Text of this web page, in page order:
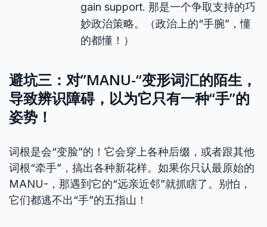
gain support. 那是一个争取支持的巧
妙政治策略。（政治上的“手腕”，懂
的都懂！）
避坑三：对”MANU-“变形词汇的陌生，
导致辨识障碍，以为它只有一种“手”的
姿势！
词根是会“变脸”的！它会穿上各种后缀，或者跟其他
词根“牵手”，搞出各种新花样。如果你只认最原始的
MANU-，那遇到它的“远亲近邻”就抓瞎了。别怕，
它们都逃不出“手”的五指山！